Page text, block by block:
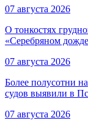
07 августа 2026
О тонкостях
«Серебряном
07 августа 2026
Более полусотни
судов выявили в
07 августа 2026